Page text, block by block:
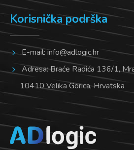
Korisnička podrška
E-mail:info@adlogic.hr
Adresa: Braće Radića 136/1,
10410 Velika Gorica, Hrvatska